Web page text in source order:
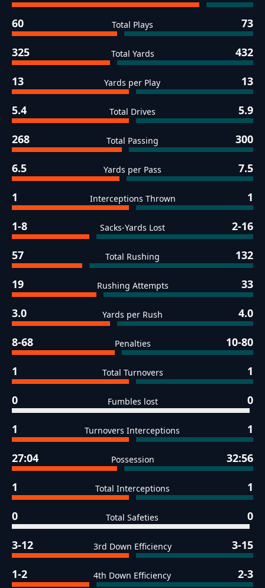
60 Total Plays 73
325 Total Yards 432
13 Yards per Play 13
5.4 Total Drives 5.9
268 Total Passing 300
6.5 Yards per Pass 7.5
1 Interceptions Thrown 1
1-8 Sacks-Yards Lost 2-16
57 Total Rushing 132
19 Rushing Attempts 33
3.0 Yards per Rush 4.0
8-68 Penalties 10-80
1 Total Turnovers 1
0 Fumbles lost 0
1 Turnovers Interceptions 1
27:04 Possession 32:56
1 Total Interceptions 1
0 Total Safeties 0
3-12 3rd Down Efficiency 3-15
1-2 4th Down Efficiency 2-3